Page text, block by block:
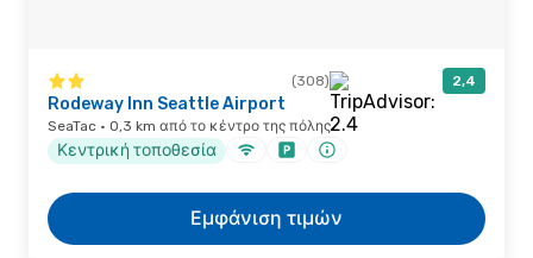
(308) 2,4
Rodeway Inn Seattle Airport
SeaTac · 0,3 km από το κέντρο της πόλης
Κεντρική τοποθεσία
Εμφάνιση τιμών